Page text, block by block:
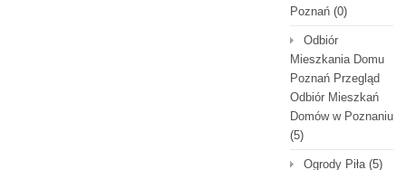
Poznań (0)
Odbiór
Mieszkania Domu
Poznań Przegląd
Odbiór Mieszkań
Domów w Poznaniu
(5)
Ogrody Piła(5)